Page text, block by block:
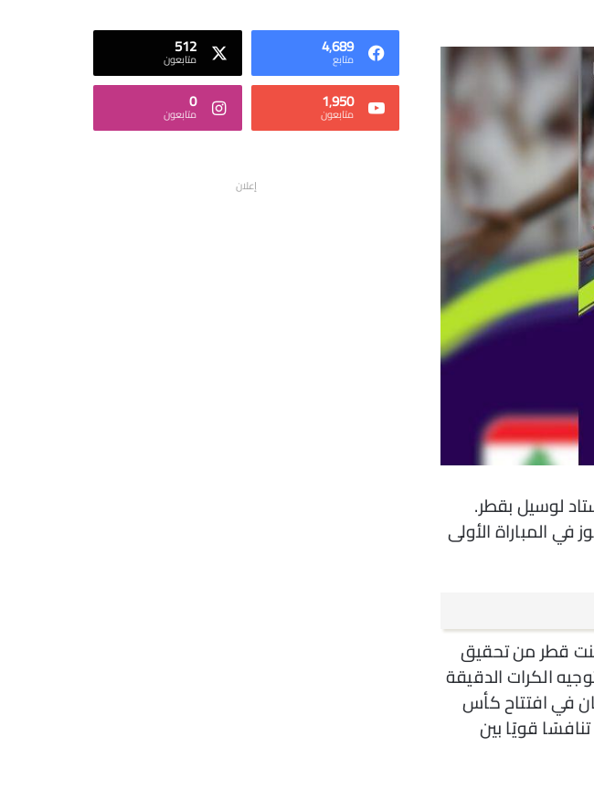
استاد لوسيل بقطر.
المباراة الأولى
وتنافسًا قويًا. تمكنت قطر من تحقيق
وتوجيه الكرات الدقيقة
في افتتاح كأس
مثيرة وشهدت تنافسًا قويًا بين
4٬689
متابع 512
متابعون
1٬950
متابعون 0
متابعون
إعلان